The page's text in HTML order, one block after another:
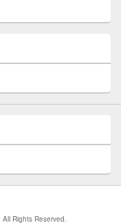
. All Rights Reserved.